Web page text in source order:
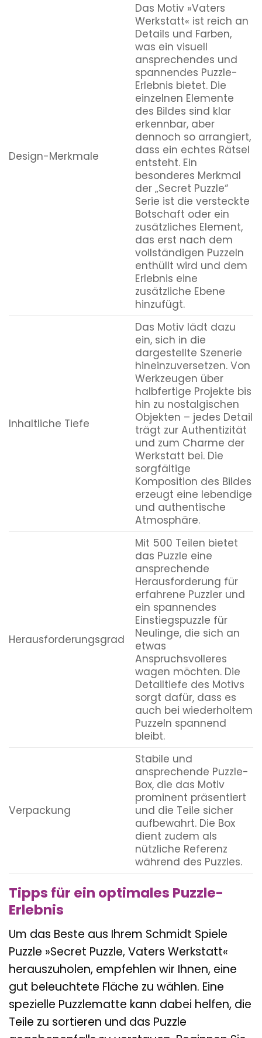
Design-Merkmale
Das Motiv »Vaters
Werkstatt« ist reich an
Details und Farben,
was ein visuell
ansprechendes und
spannendes Puzzle-
Erlebnis bietet. Die
einzelnen Elemente
des Bildes sind klar
erkennbar, aber
dennoch so arrangiert,
dass ein echtes Rätsel
entsteht. Ein
besonderes Merkmal
der „Secret Puzzle“
Serie ist die versteckte
Botschaft oder ein
zusätzliches Element,
das erst nach dem
vollständigen Puzzeln
enthüllt wird und dem
Erlebnis eine
zusätzliche Ebene
hinzufügt.
Inhaltliche Tiefe
Das Motiv lädt dazu
ein, sich in die
dargestellte Szenerie
hineinzuversetzen. Von
Werkzeugen über
halbfertige Projekte bis
hin zu nostalgischen
Objekten – jedes Detail
trägt zur Authentizität
und zum Charme der
Werkstatt bei. Die
sorgfältige
Komposition des Bildes
erzeugt eine lebendige
und authentische
Atmosphäre.
Herausforderungsgrad
Mit 500 Teilen bietet
das Puzzle eine
ansprechende
Herausforderung für
erfahrene Puzzler und
ein spannendes
Einstiegspuzzle für
Neulinge, die sich an
etwas
Anspruchsvolleres
wagen möchten. Die
Detailtiefe des Motivs
sorgt dafür, dass es
auch bei wiederholtem
Puzzeln spannend
bleibt.
Verpackung
Stabile und
ansprechende Puzzle-
Box, die das Motiv
prominent präsentiert
und die Teile sicher
aufbewahrt. Die Box
dient zudem als
nützliche Referenz
während des Puzzles.
Tipps für ein optimales Puzzle-
Erlebnis
Um das Beste aus Ihrem Schmidt Spiele
Puzzle »Secret Puzzle, Vaters Werkstatt«
herauszuholen, empfehlen wir Ihnen, eine
gut beleuchtete Fläche zu wählen. Eine
spezielle Puzzlematte kann dabei helfen, die
Teile zu sortieren und das Puzzle